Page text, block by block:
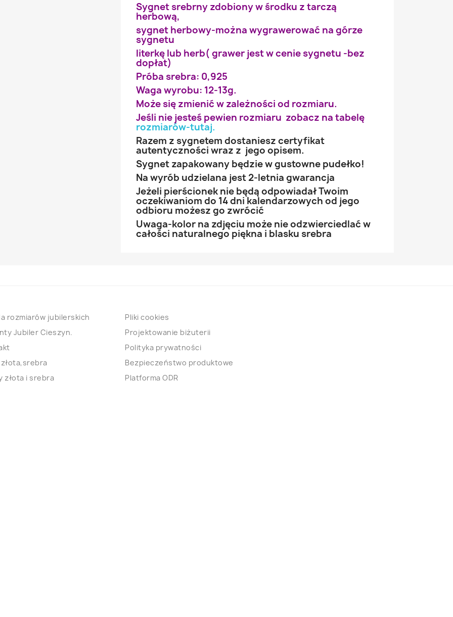
Sygnet srebrny zdobiony w środku z tarczą
herbową,
sygnet herbowy-można wygrawerować na górze
sygnetu
literkę lub herb( grawer jest w cenie sygnetu -bez
dopłat)
Próba srebra: 0,925
Waga wyrobu: 12-13g.
Może się zmienić w zależności od rozmiaru.
Jeśli nie jesteś pewien rozmiaru zobacz na tabelę
rozmiarów-tutaj.
Razem z sygnetem dostaniesz certyfikat
autentyczności wraz z jego opisem.
Sygnet zapakowany będzie w gustowne pudełko!
Na wyrób udzielana jest 2-letnia gwarancja
Jeżeli pierścionek nie będą odpowiadał Twoim
oczekiwaniom do 14 dni kalendarzowych od jego
odbioru możesz go zwrócić
Uwaga-kolor na zdjęciu może nie odzwierciedlać w
całości naturalnego piękna i blasku srebra
rozmiarów jubilerskich
Jubiler Cieszyn.
złota i srebra
Pliki cookies
Projektowanie biżuterii
Polityka prywatności
Bezpieczeństwo produktowe
Platforma ODR